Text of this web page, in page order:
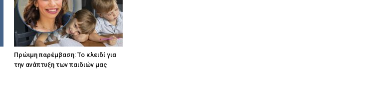
Πρώιμη παρέμβαση: Το κλειδί για
την ανάπτυξη των παιδιών µας